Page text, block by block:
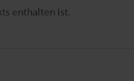
enthalten ist.